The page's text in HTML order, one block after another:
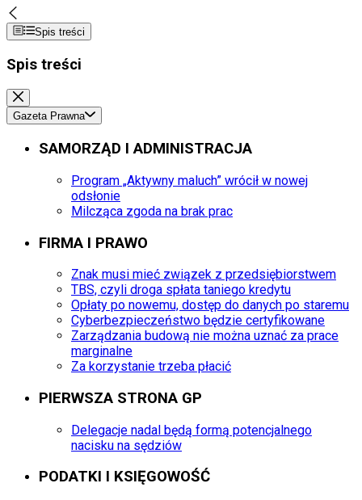
Spis treści
Spis treści
Gazeta Prawna
SAMORZĄD I ADMINISTRACJA
Program „Aktywny maluch” wrócił w nowej
odsłonie
Milcząca zgoda na brak prac
FIRMA I PRAWO
Znak musi mieć związek z przedsiębiorstwem
TBS, czyli droga spłata taniego kredytu
Opłaty po nowemu, dostęp do danych po staremu
Cyberbezpieczeństwo będzie certyfikowane
Zarządzania budową nie można uznać za prace
marginalne
Za korzystanie trzeba płacić
PIERWSZA STRONA GP
Delegacje nadal będą formą potencjalnego
nacisku na sędziów
PODATKI I KSIĘGOWOŚĆ